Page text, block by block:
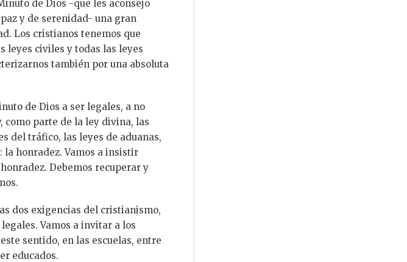
de Dios -que les aconsejo
y de serenidad- una gran
Los cristianos tenemos que
civiles y todas las leyes
también por una absoluta
de Dios a ser legales, a no
parte de la ley divina, las
del tráfico, las leyes de aduanas,
la honradez. Vamos a insistir
Debemos recuperar y
dos exigencias del cristianismo,
Vamos a invitar a los
sentido, en las escuelas, entre
educados.